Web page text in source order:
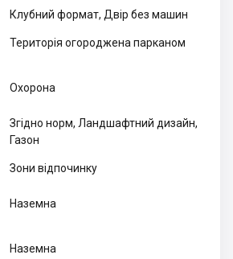
Клубний формат, Двір без машин
Територія огороджена парканом
Охорона
Згідно норм, Ландшафтний дизайн,
Газон
Зони відпочинку
Наземна
Наземна